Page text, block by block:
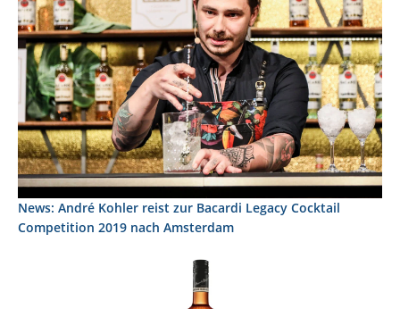
News: André Kohler reist zur Bacardi Legacy Cocktail
Competition 2019 nach Amsterdam